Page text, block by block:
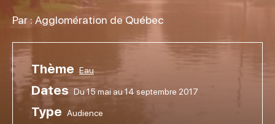
Par : Agglomération de Québec
Thème Eau
Dates Du 15 mai au 14 septembre 2017
Type Audience